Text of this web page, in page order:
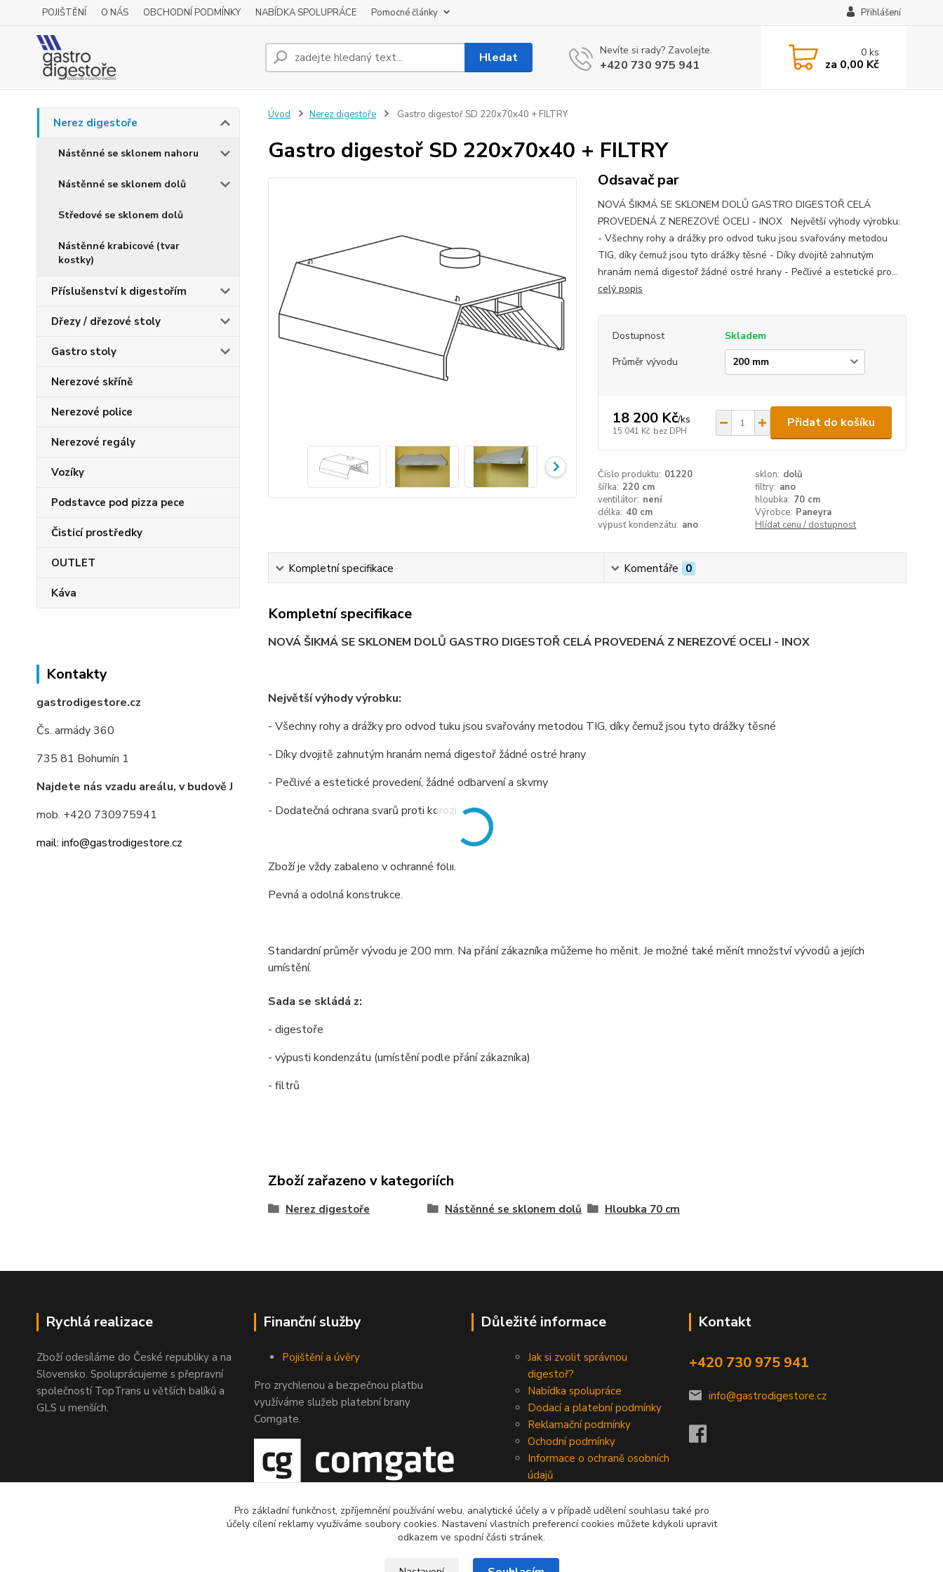
POJIŠTĚNÍ O NÁS OBCHODNÍ PODMÍNKY NABÍDKA SPOLUPRÁCE Pomocné články Přihlášení
Hledat Nevíte si rady? Zavolejte.
+420 730 975 941
0ks
za 0,00 Kč
Nerez digestoře
Nástěnné se sklonem nahoru
Nástěnné se sklonem dolů
Středové se sklonem dolů
Nástěnné krabicové (tvar
kostky)
Příslušenství k digestořím
Dřezy / dřezové stoly
Gastro stoly
Nerezové skříně
Nerezové police
Nerezové regály
Vozíky
Podstavce pod pizza pece
Čisticí prostředky
OUTLET
Káva
Kontakty
gastrodigestore.cz
Čs. armády 360
735 81 Bohumín 1
Najdete nás vzadu areálu, v budově J
mob. +420 730975941
mail: info@gastrodigestore.cz
Úvod Nerez digestoře Gastro digestoř SD 220x70x40 + FILTRY
Gastro digestoř SD 220x70x40 + FILTRY
Odsavač par
NOVÁ ŠIKMÁ SE SKLONEM DOLŮ GASTRO DIGESTOŘ CELÁ
PROVEDENÁ Z NEREZOVÉ OCELI - INOX Největší výhody výrobku:
- Všechny rohy a drážky pro odvod tuku jsou svařovány metodou
TIG, díky čemuž jsou tyto drážky těsné - Díky dvojitě zahnutým
hranám nemá digestoř žádné ostré hrany - Pečlivé a estetické pro...
celý popis
Dostupnost
Skladem
Průměr vývodu
18 200 Kč/ks
15 041 Kč bez DPH
Přidat do košíku
Číslo produktu: 01220 sklon: dolů
šířka: 220 cm filtry: ano
ventilátor: není hloubka: 70 cm
délka: 40 cm Výrobce: Paneyra
výpusť kondenzátu: ano Hlídat cenu / dostupnost
Kompletní specifikace Komentáře 0
Kompletní specifikace
NOVÁ ŠIKMÁ SE SKLONEM DOLŮ GASTRO DIGESTOŘ CELÁ PROVEDENÁ Z NEREZOVÉ OCELI - INOX
Největší výhody výrobku:
- Všechny rohy a drážky pro odvod tuku jsou svařovány metodou TIG, díky čemuž jsou tyto drážky těsné
- Díky dvojitě zahnutým hranám nemá digestoř žádné ostré hrany
- Pečlivé a estetické provedení, žádné odbarvení a skvrny
- Dodatečná ochrana svarů proti korozi
Zboží je vždy zabaleno v ochranné fólii.
Pevná a odolná konstrukce.
Standardní průměr vývodu je 200 mm. Na přání zákazníka můžeme ho měnit. Je možné také měnít množství vývodů a jejích
umístění.
Sada se skládá z:
- digestoře
- výpusti kondenzátu (umístění podle přání zákazníka)
- filtrů
Zboží zařazeno v kategoriích
Nerez digestoře Nástěnné se sklonem dolů Hloubka 70 cm
Rychlá realizace
Zboží odesíláme do České republiky a na
Slovensko. Spoluprácujeme s přepravní
společností TopTrans u větších balíků a
GLS u menších.
Finanční služby
Pojištění a úvěry
Pro zrychlenou a bezpečnou platbu
využíváme služeb platební brany
Comgate.
Důležité informace
Jak si zvolit správnou
digestoř?
Nabídka spolupráce
Dodací a platební podmínky
Reklamační podmínky
Ochodní podmínky
Informace o ochraně osobních
údajů
Kontakt
+420 730 975 941
info@gastrodigestore.cz
Pro základní funkčnost, zpříjemnění používání webu, analytické účely a v případě udělení souhlasu také pro
účely cílení reklamy využíváme soubory cookies. Nastavení vlastních preferencí cookies můžete kdykoli upravit
odkazem ve spodní části stránek.